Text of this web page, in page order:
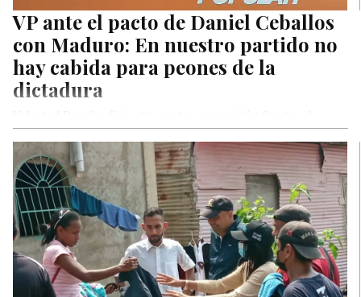
VP ante el pacto de Daniel Ceballos
con Maduro: En nuestro partido no
hay cabida para peones de la
dictadura
traición de Daniel Ceballos, quien se alió con la dictadura…